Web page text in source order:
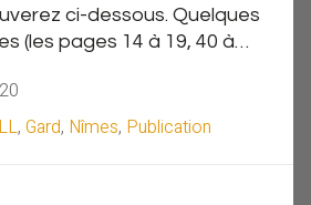
ci-dessous. Quelques
(les pages 14 à 19, 40 à…
, Gard, Nîmes, Publication